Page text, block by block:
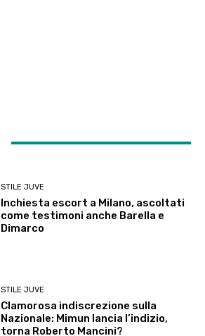
STILE JUVE
Inchiesta escort a Milano, ascoltati
come testimoni anche Barella e
Dimarco
STILE JUVE
Clamorosa indiscrezione sulla
Nazionale: Mimun lancia l’indizio,
torna Roberto Mancini?